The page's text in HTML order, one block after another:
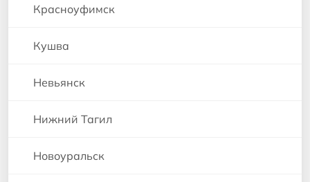
Красноуфимск
Кушва
Невьянск
Нижний Тагил
Новоуральск